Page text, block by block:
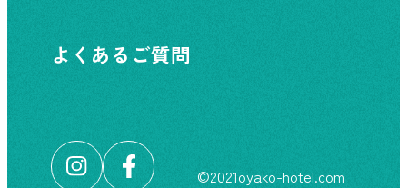
よくあるご質問
©︎2021oyako-hotel.com